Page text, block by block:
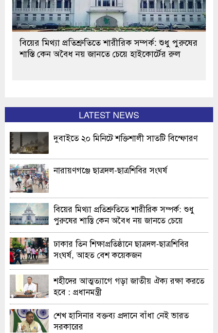
বিয়ের মিথ্যা প্রতিশ্রুতিতে শারীরিক সম্পর্ক: শুধু পুরুষের
শাস্তি কেন অবৈধ নয় জানতে চেয়ে হাইকোর্টের রুল
LATEST NEWS
দুবাইতে ২০ মিনিটে শক্তিশালী সাতটি বিস্ফোরণ
নারায়ণগঞ্জে ছাত্রদল-ছাত্রশিবির সংঘর্ষ
বিয়ের মিথ্যা প্রতিশ্রুতিতে শারীরিক সম্পর্ক: শুধু
পুরুষের শাস্তি কেন অবৈধ নয় জানতে চেয়ে
হাইকোর্টের রুল
ঢাকার তিন শিক্ষাপ্রতিষ্ঠানে ছাত্রদল-ছাত্রশিবির
সংঘর্ষ, আহত বেশ কয়েকজন
শহীদের আত্মত্যাগে গড়া জাতীয় ঐক্য রক্ষা করতে
হবে : প্রধানমন্ত্রী
শেখ হাসিনার বক্তব্য প্রদানে বাঁধা নেই ভারত
সরকারের